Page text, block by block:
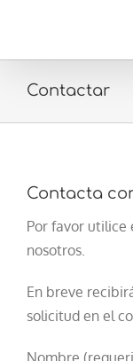
contenido
Contactar
Contacta
Por favor
nosotros.
En breve
solicitud en el
Nombre